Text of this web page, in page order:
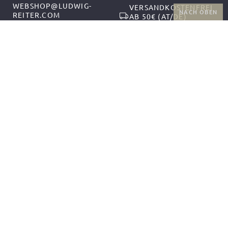
NACH OBEN
WEBSHOP@LUDWIG-
REITER.COM
VERSANDKOSTENFREI
AB 50€ (AT/DE)